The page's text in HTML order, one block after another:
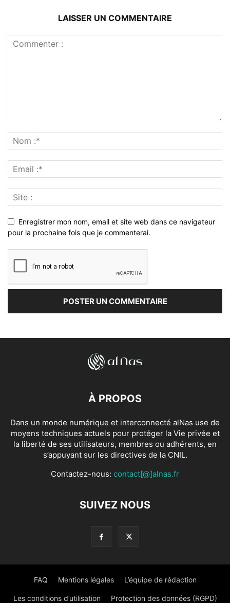
LAISSER UN COMMENTAIRE
Enregistrer mon nom, email et site web dans ce navigateur
pour la prochaine fois que je commenterai.
À PROPOS
Dans un monde numérique et interconnecté alNas use de
moyens techniques actuels pour protéger la Vie privée et
la liberté de ses utilisateurs, membres ou adhérents, en
s’appuyant sur les directives de la CNIL.
Contactez-nous: contact[@]alnas.fr
SUIVEZ NOUS
FAQ Mentions légales L’équipe de rédaction
Les conditions d’utilisation Protection des données (RGPD)